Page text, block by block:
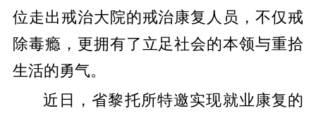
位走出戒治大院的戒治康复人员，不仅戒
除毒瘾，更拥有了立足社会的本领与重拾
生活的勇气。
近日，省黎托所特邀实现就业康复的